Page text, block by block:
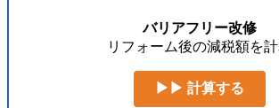
バリアフリー改修
リフォーム後の減税額を
▶▶ 計算する